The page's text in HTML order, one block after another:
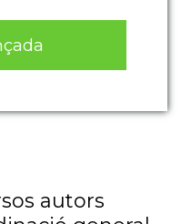
autors